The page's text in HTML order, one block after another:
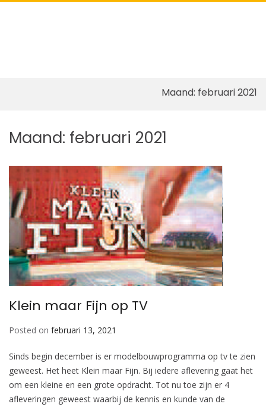
Maand: februari 2021
Maand: februari 2021
Klein maar Fijn op TV
Posted on februari 13, 2021
Sinds begin december is er modelbouwprogramma op tv te zien
geweest. Het heet Klein maar Fijn. Bij iedere aflevering gaat het
om een kleine en een grote opdracht. Tot nu toe zijn er 4
afleveringen geweest waarbij de kennis en kunde van de